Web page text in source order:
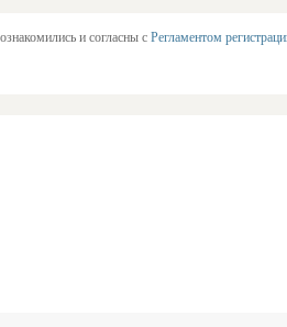
и согласны с Регламентом